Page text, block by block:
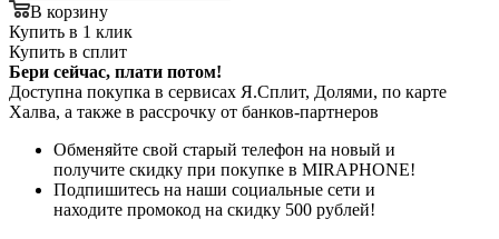
В корзину
Купить в 1 клик
Купить в сплит
Бери сейчас, плати потом!
Доступна покупка в сервисах Я.Сплит, Долями, по карте
Халва, а также в рассрочку от банков-партнеров
Обменяйте свой старый телефон на новый и
получите скидку при покупке в MIRAPHONE!
Подпишитесь на наши социальные сети и
находите промокод на скидку 500 рублей!